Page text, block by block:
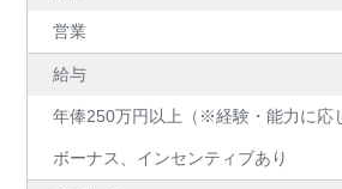
営業
給与
年俸250万円以上（※経験・能力に応
ボーナス、インセンティブあり